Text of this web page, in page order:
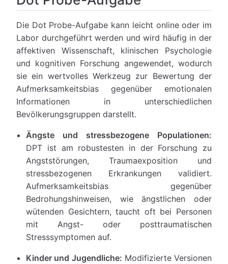
Die Dot Probe-Aufgabe kann leicht online oder im
Labor durchgeführt werden und wird häufig in der
affektiven Wissenschaft, klinischen Psychologie
und kognitiven Forschung angewendet, wodurch
sie ein wertvolles Werkzeug zur Bewertung der
Aufmerksamkeitsbias gegenüber emotionalen
Informationen in unterschiedlichen
Bevölkerungsgruppen darstellt.
Ängste und stressbezogene Populationen:
DPT ist am robustesten in der Forschung zu
Angststörungen, Traumaexposition und
stressbezogenen Erkrankungen validiert.
Aufmerksamkeitsbias gegenüber
Bedrohungshinweisen, wie ängstlichen oder
wütenden Gesichtern, taucht oft bei Personen
mit Angst- oder posttraumatischen
Stresssymptomen auf.
Kinder und Jugendliche: Modifizierte Versionen